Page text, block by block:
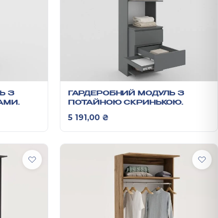
З
цін: від 5 172,00 ₴ до 6 619,00 ₴
ГАРДЕРОБНИЙ МОДУЛЬ З
ПОТАЙНОЮ СКРИНЬКОЮ
5 191,00 ₴